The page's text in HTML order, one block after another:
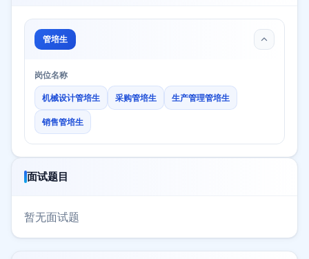
管培生
岗位名称
机械设计管培生 采购管培生 生产管理管培生
销售管培生
面试题目
暂无面试题